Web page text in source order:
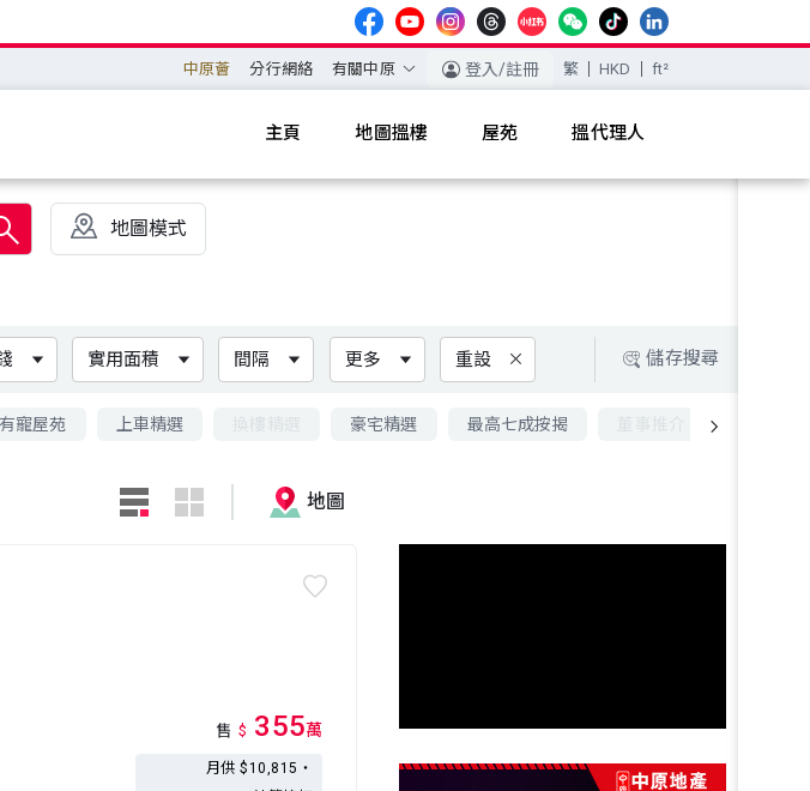
中原薈 分行網絡 有關中原 登入/註冊 繁 HKD ft²
主頁 地圖搵樓 屋苑 搵代理人
地圖模式
實用面積 間隔 更多 重設 儲存搜尋
有寵屋苑 上車精選 豪宅精選 最高七成按揭
地圖
售 $ 355萬
月供 $10,815・